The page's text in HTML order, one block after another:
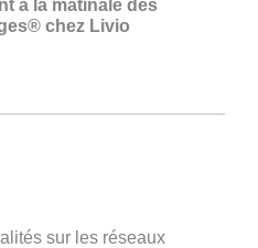
à la matinale des
chez Livio
sur les réseaux